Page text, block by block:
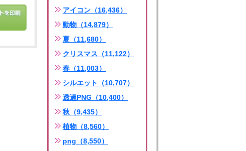
アイコン（16,436）
動物（14,879）
夏（11,680）
クリスマス（11,122）
春（11,003）
シルエット（10,707）
透過PNG（10,400）
秋（9,435）
植物（8,560）
png（8,550）